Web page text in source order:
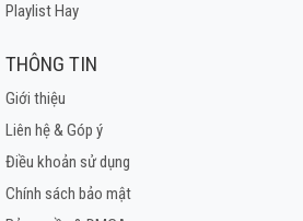
Playlist Hay
THÔNG TIN
Giới thiệu
Liên hệ & Góp ý
Điều khoản sử dụng
Chính sách bảo mật